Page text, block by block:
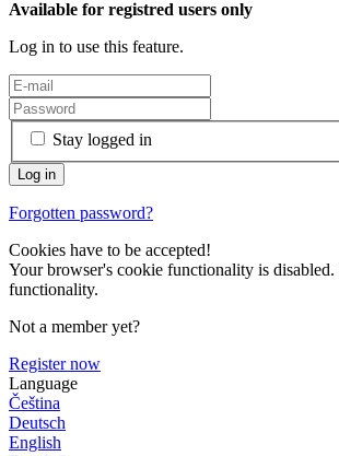
Available for registred users only
Log in to use this feature.
Stay logged in
Forgotten password?
Cookies have to be accepted!
Your browser's cookie functionality is disabled.
functionality.
Not a member yet?
Register now
Language
Čeština
Deutsch
English